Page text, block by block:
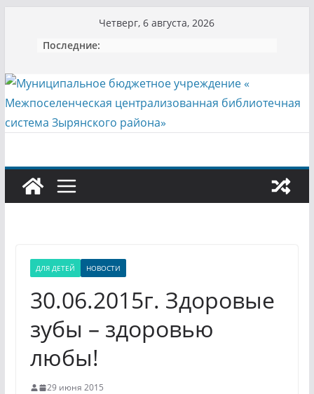
содержимому
Четверг, 6 августа, 2026
Последние:
ДЛЯ ДЕТЕЙ НОВОСТИ
30.06.2015г. Здоровые
зубы – здоровью
любы!
29 июня 2015